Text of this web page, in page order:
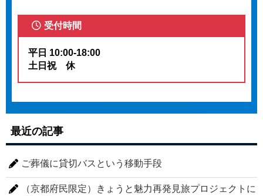
受付時間
平日 10:00-18:00
土日祝 休
最近の記事
ご葬儀に貸切バスという移動手段
（京都府民限定）きょうと魅力再発見旅プロジェクトに